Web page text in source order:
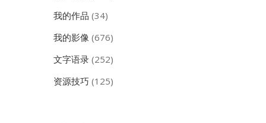
我的作品 (34)
我的影像 (676)
文字语录(252)
资源技巧 (125)